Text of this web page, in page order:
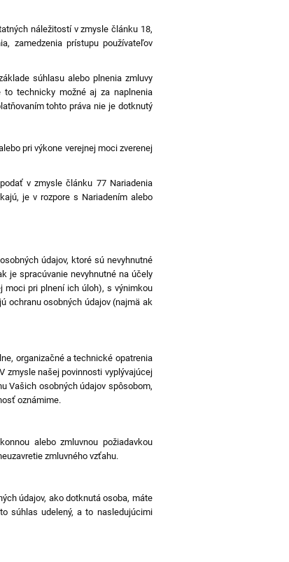
náležitostí v zmysle článku 18,
zamedzenia prístupu používateľov
súhlasu alebo plnenia zmluvy
to technicky možné aj za naplnenia
tohto práva nie je dotknutý
pri výkone verejnej moci zverenej
v zmysle článku 77 Nariadenia
je v rozpore s Nariadením alebo
údajov, ktoré sú nevyhnutné
je spracúvanie nevyhnutné na účely
moci pri plnení ich úloh), s výnimkou
ochranu osobných údajov (najmä ak
organizačné a technické opatrenia
zmysle našej povinnosti vyplývajúcej
Vašich osobných údajov spôsobom,
oznámime.
alebo zmluvnou požiadavkou
zmluvného vzťahu.
údajov, ako dotknutá osoba, máte
súhlas udelený, a to nasledujúcimi